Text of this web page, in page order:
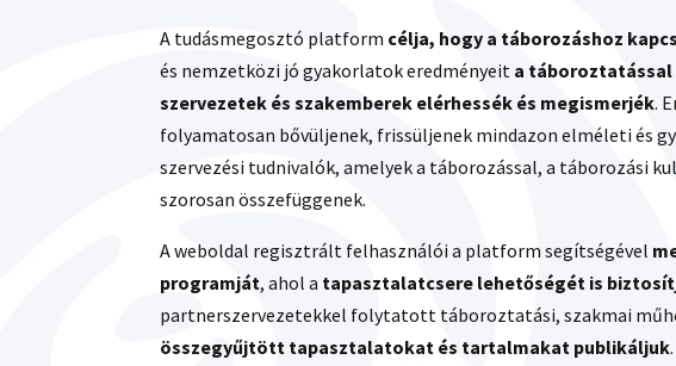
A tudásmegosztó platform célja, hogy a táborozáshoz
és nemzetközi jó gyakorlatok eredményeit a
szervezetek és szakemberek elérhessék és megismerjék.
folyamatosan bővüljenek, frissüljenek mindazon elméleti és
szervezési tudnivalók, amelyek a táborozással, a táborozási
szorosan összefüggenek.
A weboldal regisztrált felhasználói a platform segítségével
programját, ahol a tapasztalatcsere lehetőségét is
partnerszervezetekkel folytatott táboroztatási, szakmai
összegyűjtött tapasztalatokat és tartalmakat publikáljuk